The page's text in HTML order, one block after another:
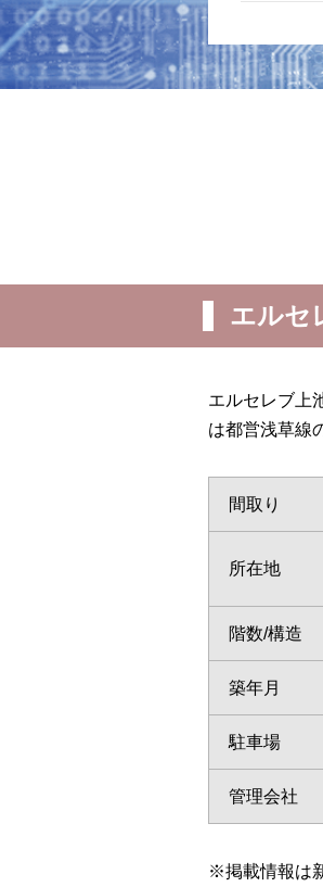
エルセ
エルセレブ上
は都営浅草線
間取り
所在地
階数/構造
築年月
駐車場
管理会社
※掲載情報は